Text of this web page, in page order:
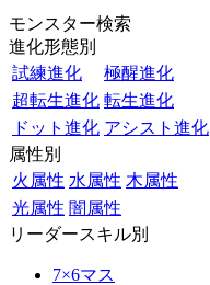
モンスター検索
進化形態別
試練進化
極醒進化
超転生進化 転生進化
ドット進化 アシスト進化
属性別
火属性 水属性 木属性
光属性 闇属性
リーダースキル別
7×6マス